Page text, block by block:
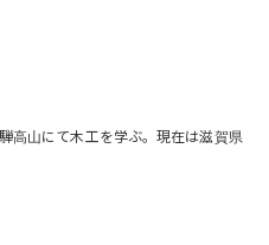
高山にて木工を学ぶ。現在は滋賀県